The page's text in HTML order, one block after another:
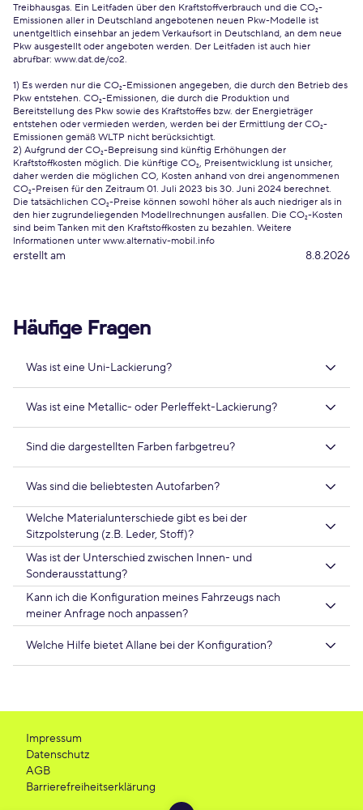
Treibhausgas. Ein Leitfaden über den Kraftstoffverbrauch und die CO₂-
Emissionen aller in Deutschland angebotenen neuen Pkw-Modelle ist
unentgeltlich einsehbar an jedem Verkaufsort in Deutschland, an dem neue
Pkw ausgestellt oder angeboten werden. Der Leitfaden ist auch hier
abrufbar: www.dat.de/co2.
1) Es werden nur die CO₂-Emissionen angegeben, die durch den Betrieb des
Pkw entstehen. CO₂-Emissionen, die durch die Produktion und
Bereitstellung des Pkw sowie des Kraftstoffes bzw. der Energieträger
entstehen oder vermieden werden, werden bei der Ermittlung der CO₂-
Emissionen gemäß WLTP nicht berücksichtigt.
2) Aufgrund der CO₂-Bepreisung sind künftig Erhöhungen der
Kraftstoffkosten möglich. Die künftige CO₂, Preisentwicklung ist unsicher,
daher werden die möglichen CO, Kosten anhand von drei angenommenen
CO₂-Preisen für den Zeitraum 01. Juli 2023 bis 30. Juni 2024 berechnet.
Die tatsächlichen CO₂-Preise können sowohl höher als auch niedriger als in
den hier zugrundeliegenden Modellrechnungen ausfallen. Die CO₂-Kosten
sind beim Tanken mit den Kraftstoffkosten zu bezahlen. Weitere
Informationen unter www.alternativ-mobil.info
erstellt am 8.8.2026
Häufige Fragen
Was ist eine Uni-Lackierung?
Was ist eine Metallic- oder Perleffekt-Lackierung?
Sind die dargestellten Farben farbgetreu?
Was sind die beliebtesten Autofarben?
Welche Materialunterschiede gibt es bei der
Sitzpolsterung (z.B. Leder, Stoff)?
Was ist der Unterschied zwischen Innen- und
Sonderausstattung?
Kann ich die Konfiguration meines Fahrzeugs nach
meiner Anfrage noch anpassen?
Welche Hilfe bietet Allane bei der Konfiguration?
Impressum
Datenschutz
AGB
Barrierefreiheitserklärung